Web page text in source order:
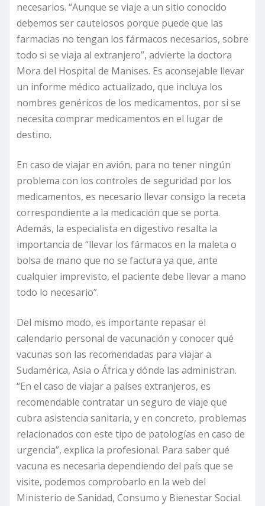
necesarios. “Aunque se viaje a un sitio conocido
debemos ser cautelosos porque puede que las
farmacias no tengan los fármacos necesarios, sobre
todo si se viaja al extranjero”, advierte la doctora
Mora del Hospital de Manises. Es aconsejable llevar
un informe médico actualizado, que incluya los
nombres genéricos de los medicamentos, por si se
necesita comprar medicamentos en el lugar de
destino.
En caso de viajar en avión, para no tener ningún
problema con los controles de seguridad por los
medicamentos, es necesario llevar consigo la receta
correspondiente a la medicación que se porta.
Además, la especialista en digestivo resalta la
importancia de “llevar los fármacos en la maleta o
bolsa de mano que no se factura ya que, ante
cualquier imprevisto, el paciente debe llevar a mano
todo lo necesario”.
Del mismo modo, es importante repasar el
calendario personal de vacunación y conocer qué
vacunas son las recomendadas para viajar a
Sudamérica, Asia o África y dónde las administran.
“En el caso de viajar a países extranjeros, es
recomendable contratar un seguro de viaje que
cubra asistencia sanitaria, y en concreto, problemas
relacionados con este tipo de patologías en caso de
urgencia”, explica la profesional. Para saber qué
vacuna es necesaria dependiendo del país que se
visite, podemos comprobarlo en la web del
Ministerio de Sanidad, Consumo y Bienestar Social.